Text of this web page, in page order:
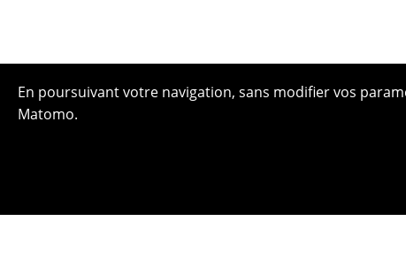
En poursuivant votre navigation, sans modifier vos
Matomo.